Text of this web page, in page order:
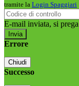
tramite la Login Spaggiari
E-mail inviata, si
Errore
Chiudi
Successo